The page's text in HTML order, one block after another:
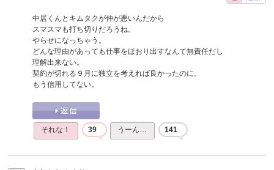
中居くんとキムタクが仲が悪いんだから
スマスマも打ち切りだろうね。
やらせになっちゃう。
どんな理由があっても仕事をほおり出すなんて無責任だし
理解出来ない。
契約が切れる９月に独立を考えれば良かったのに。
もう信用してない。
それな！ 39 うーん… 141